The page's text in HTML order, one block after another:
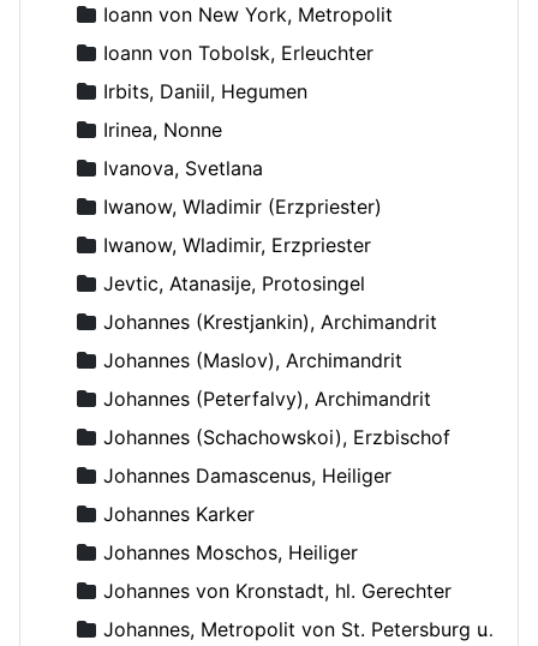
Ioann von New York, Metropolit
Ioann von Tobolsk, Erleuchter
Irbits, Daniil, Hegumen
Irinea, Nonne
Ivanova, Svetlana
Iwanow, Wladimir (Erzpriester)
Iwanow, Wladimir, Erzpriester
Jevtic, Atanasije, Protosingel
Johannes (Krestjankin), Archimandrit
Johannes (Maslov), Archimandrit
Johannes (Peterfalvy), Archimandrit
Johannes (Schachowskoi), Erzbischof
Johannes Damascenus, Heiliger
Johannes Karker
Johannes Moschos, Heiliger
Johannes von Kronstadt, hl. Gerechter
Johannes, Metropolit von St. Petersburg und Ladoga